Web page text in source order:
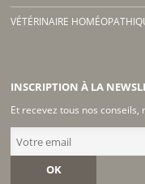
VÉTÉRINAIRE
INSCRIPTION À LA
Et recevez tous nos
OK